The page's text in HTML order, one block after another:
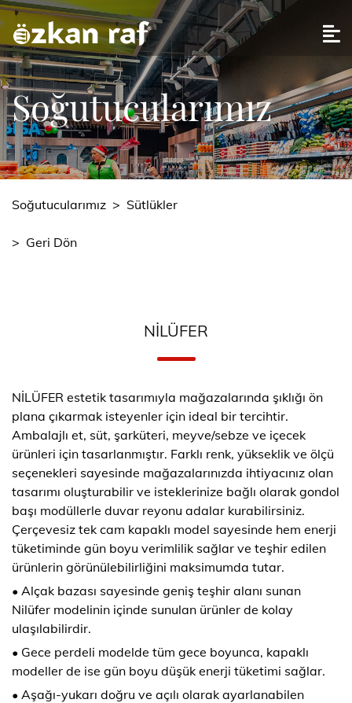
Soğutucularımız
Soğutucularımız > Sütlükler
> Geri Dön
NILÜFER
NİLÜFER estetik tasarımıyla mağazalarında şıklığı ön
plana çıkarmak isteyenler için ideal bir tercihtir.
Ambalajlı et, süt, şarküteri, meyve/sebze ve içecek
ürünleri için tasarlanmıştır. Farklı renk, yükseklik ve ölçü
seçenekleri sayesinde mağazalarınızda ihtiyacınız olan
tasarımı oluşturabilir ve isteklerinize bağlı olarak gondol
başı modüllerle duvar reyonu adalar kurabilirsiniz.
Çerçevesiz tek cam kapaklı model sayesinde hem enerji
tüketiminde gün boyu verimlilik sağlar ve teşhir edilen
ürünlerin görünülebilirliğini maksimumda tutar.
• Alçak bazası sayesinde geniş teşhir alanı sunan
Nilüfer modelinin içinde sunulan ürünler de kolay
ulaşılabilirdir.
• Gece perdeli modelde tüm gece boyunca, kapaklı
modeller de ise gün boyu düşük enerji tüketimi sağlar.
• Aşağı-yukarı doğru ve açılı olarak ayarlanabilen